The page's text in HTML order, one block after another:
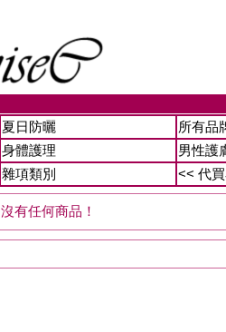
夏日防曬
所有品
身體護理
男性護
雜項類別
<< 代
沒有任何商品！